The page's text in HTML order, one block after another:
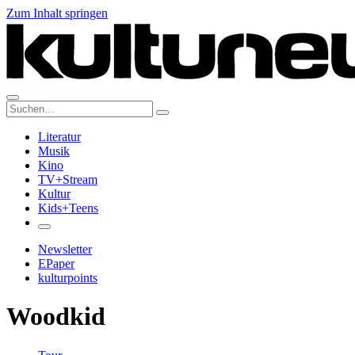
Zum Inhalt springen
Suche:
Literatur
Musik
Kino
TV+Stream
Kultur
Kids+Teens
Newsletter
EPaper
kulturpoints
Woodkid